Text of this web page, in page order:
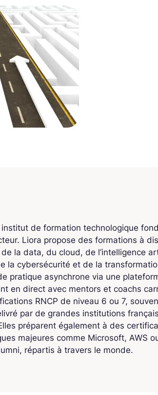
de formation technologique
Liora propose des formations à
la data, du cloud, de l’intelligence
la cybersécurité et de la
pratique asynchrone via une
en direct avec mentors et coachs
RNCP de niveau 6 ou 7,
par de grandes institutions
préparent également à des
majeures comme Microsoft, AWS
répartis à travers le monde.